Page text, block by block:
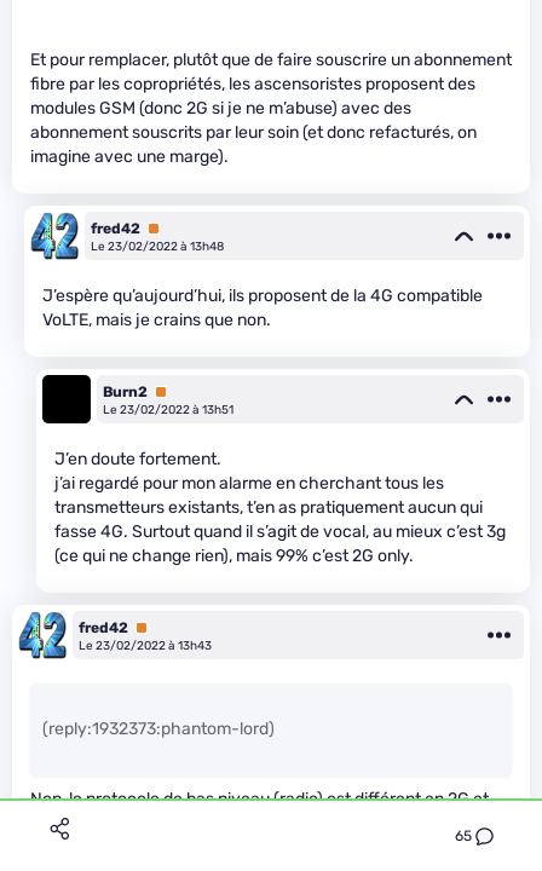
65
Et pour remplacer, plutôt que de faire souscrire un abonnement
fibre par les copropriétés, les ascensoristes proposent des
modules GSM (donc 2G si je ne m’abuse) avec des
abonnement souscrits par leur soin (et donc refacturés, on
imagine avec une marge).
fred42 Premium
Le 23/02/2022 à 13h48
J’espère qu’aujourd’hui, ils proposent de la 4G compatible
VoLTE, mais je crains que non.
Burn2 Premium
Le 23/02/2022 à 13h51
J’en doute fortement.
j’ai regardé pour mon alarme en cherchant tous les
transmetteurs existants, t’en as pratiquement aucun qui
fasse 4G. Surtout quand il s’agit de vocal, au mieux c’est 3g
(ce qui ne change rien), mais 99% c’est 2G only.
fred42 Premium
Le 23/02/2022 à 13h43
(reply:1932373:phantom-lord)
Non, le protocole de bas niveau (radio) est différent en 2G et
3G, donc un système qui ne connaît que la 2G ne saura pas